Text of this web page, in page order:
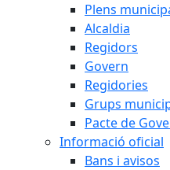
Plens
Alcaldia
Regidors
Govern
Regidories
Grups
Pacte de
Informació oficial
Bans i avisos